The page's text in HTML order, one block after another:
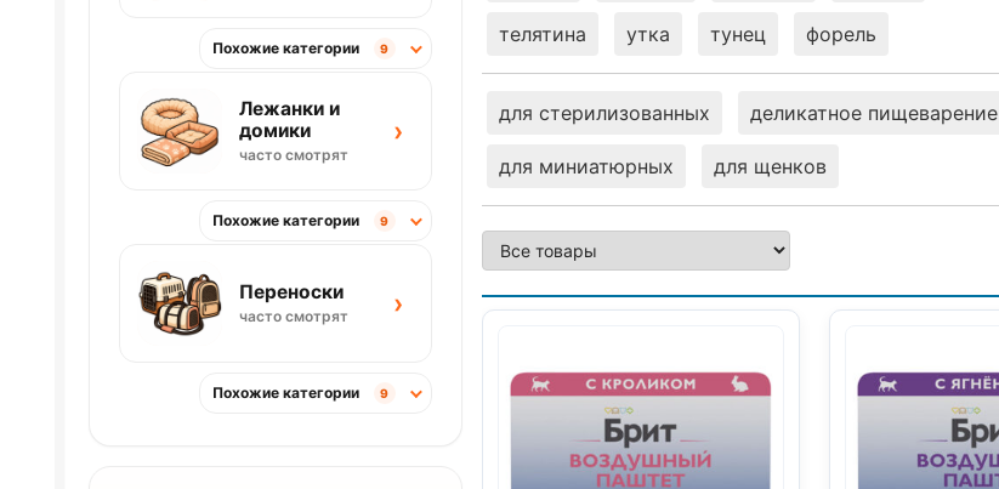
телятина утка тунец форель
для стерилизованных деликатное пищеварение
для миниатюрных для щенков
Похожие категории 9
Лежанки и
домики
часто смотрят
›
Похожие категории 9
Переноски
часто смотрят ›
Похожие категории 9